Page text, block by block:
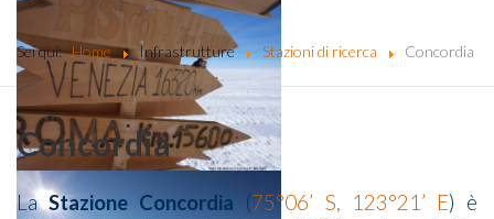
Sei qui:Home Infrastrutture Stazioni di ricerca Concordia
Concordia
LaStazione Concordia (75°06’ S, 123°21’ E) è